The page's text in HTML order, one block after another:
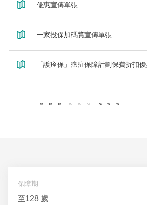
優惠宣傳單張
一家投保加碼賞宣傳單張
「護痊保」癌症保障計劃保費折扣
facebook whatsappwechat
保障期
至128 歲